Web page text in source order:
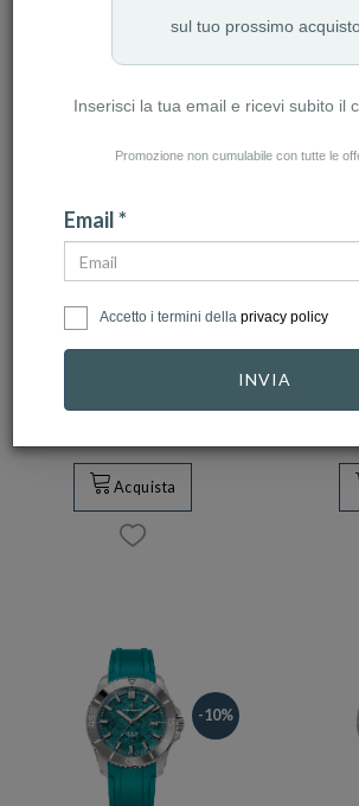
-10%
VENEZIANICO
Orologio
Venezianico
Moissanit…
Acquista
-10%
sul tuo prossimo
Inserisci la tua email e ricevi subito il
Promozione non cumulabile con tutte le
Email *
Accetto i termini della privacy policy
INVIA